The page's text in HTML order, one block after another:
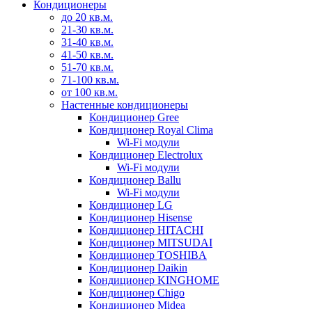
Кондиционеры
до 20 кв.м.
21-30 кв.м.
31-40 кв.м.
41-50 кв.м.
51-70 кв.м.
71-100 кв.м.
от 100 кв.м.
Настенные кондиционеры
Кондиционер Gree
Кондиционер Royal Clima
Wi-Fi модули
Кондиционер Electrolux
Wi-Fi модули
Кондиционер Ballu
Wi-Fi модули
Кондиционер LG
Кондиционер Hisense
Кондиционер HITACHI
Кондиционер MITSUDAI
Кондиционер TOSHIBA
Кондиционер Daikin
Кондиционер KINGHOME
Кондиционер Chigo
Кондиционер Midea